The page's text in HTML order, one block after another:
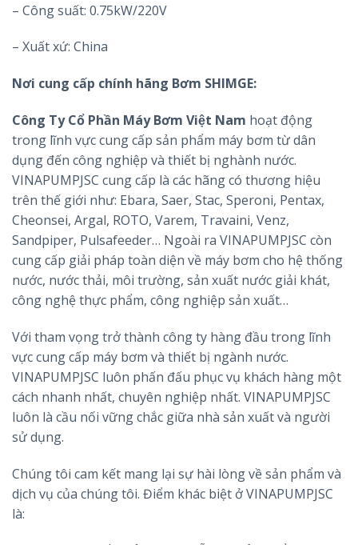
– Công suất: 0.75kW/220V
– Xuất xứ: China
Nơi cung cấp chính hãng Bơm SHIMGE:
Công Ty Cổ Phần Máy Bơm Việt Nam hoạt động
trong lĩnh vực cung cấp sản phẩm máy bơm từ dân
dụng đến công nghiệp và thiết bị nghành nước.
VINAPUMPJSC cung cấp là các hãng có thương hiệu
trên thế giới như: Ebara, Saer, Stac, Speroni, Pentax,
Cheonsei, Argal, ROTO, Varem, Travaini, Venz,
Sandpiper, Pulsafeeder… Ngoài ra VINAPUMPJSC còn
cung cấp giải pháp toàn diện về máy bơm cho hệ thống
nước, nước thải, môi trường, sản xuất nước giải khát,
công nghệ thực phẩm, công nghiệp sản xuất…
Với tham vọng trở thành công ty hàng đầu trong lĩnh
vực cung cấp máy bơm và thiết bị ngành nước.
VINAPUMPJSC luôn phấn đấu phục vụ khách hàng một
cách nhanh nhất, chuyên nghiệp nhất. VINAPUMPJSC
luôn là cầu nối vững chắc giữa nhà sản xuất và người
sử dụng.
Chúng tôi cam kết mang lại sự hài lòng về sản phẩm và
dịch vụ của chúng tôi. Điểm khác biệt ở VINAPUMPJSC
là: